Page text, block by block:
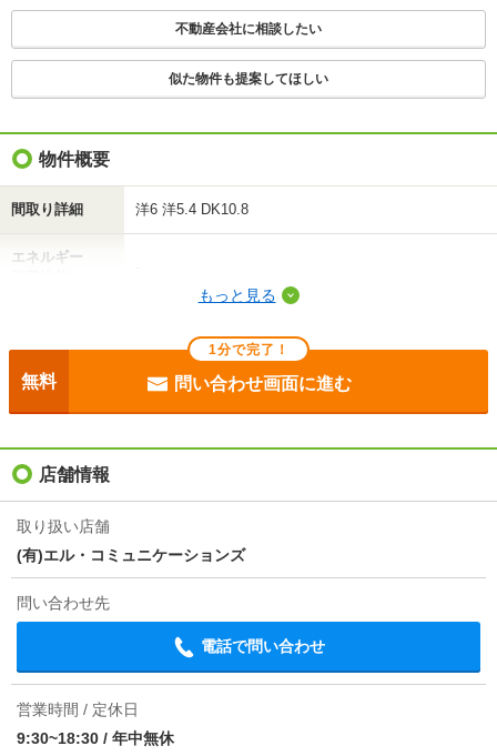
不動産会社に相談したい
不動産会社に相談したい
似た物件も提案してほしい
物件概要
間取り詳細 洋6 洋5.4 DK10.8
エネルギー
目安光熱費
入居
損保 要
保証会社
ほか初期費用
鍵セット費3300円）
もっと見る
1分で完了！
無料 問い合わせ画面に進む
店舗情報
取り扱い店舗
(有)エル・コミュニケーションズ
問い合わせ先
電話で問い合わせ
営業時間 / 定休日
9:30~18:30 / 年中無休